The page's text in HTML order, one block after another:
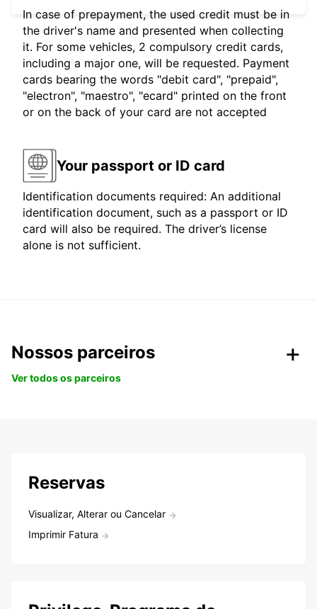
In case of prepayment, the used credit must be in
the driver's name and presented when collecting
it. For some vehicles, 2 compulsory credit cards,
including a major one, will be requested. Payment
cards bearing the words "debit card", "prepaid",
"electron", "maestro", "ecard" printed on the front
or on the back of your card are not accepted
Your passport or ID card
Identification documents required: An additional
identification document, such as a passport or ID
card will also be required. The driver’s license
alone is not sufficient.
Nossos parceiros
Ver todos os parceiros
Reservas
Visualizar, Alterar ou Cancelar
Imprimir Fatura